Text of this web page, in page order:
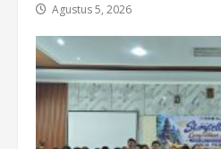
Agustus 5, 2026